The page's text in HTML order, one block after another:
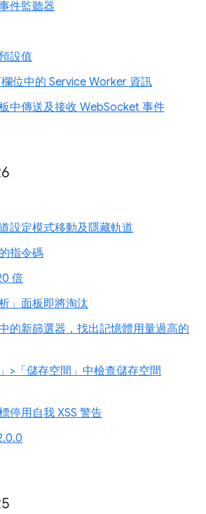
件監聽器
設值
位中的 Service Worker 資訊
中傳送及接收 WebSocket 事件
設定模式移動及隱藏軌道
指令碼
倍
」面板即將淘汰
的新篩選器，找出記憶體用量過高的
>「儲存空間」中檢查儲存空間
停用自我 XSS 警告